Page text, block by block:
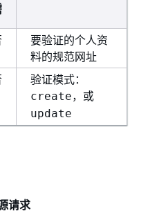
要验证的个人资
料的规范网址
验证模式：
create，或
update
请求